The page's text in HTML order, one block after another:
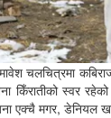
चलचित्रमा
किँरातीको स्वर
एक्चै मगर, डेनियल